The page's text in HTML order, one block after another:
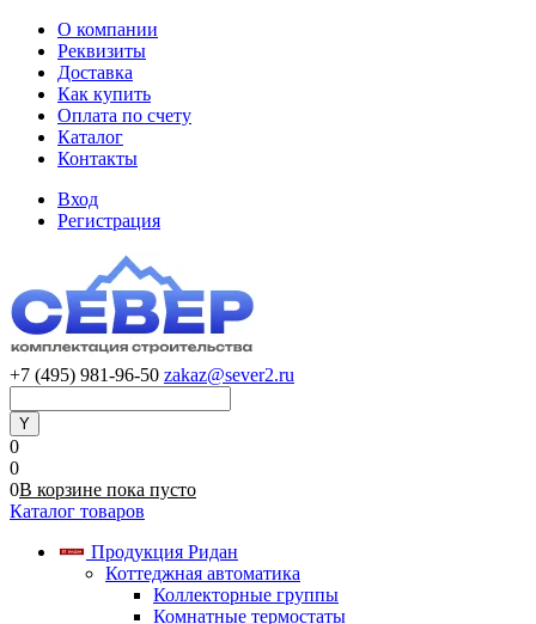
О компании
Реквизиты
Доставка
Как купить
Оплата по счету
Каталог
Контакты
Вход
Регистрация
+7 (495) 981-96-50 zakaz@sever2.ru
0
0
0В корзине пока пусто
Каталог товаров
Продукция Ридан
Коттеджная автоматика
Коллекторные группы
Комнатные термостаты